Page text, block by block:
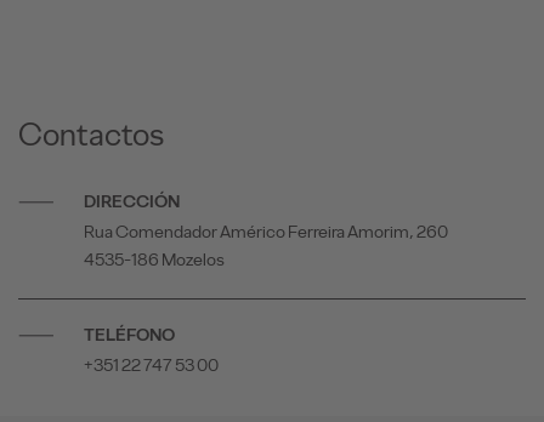
Contactos
DIRECCIÓN
Rua Comendador Américo Ferreira Amorim, 260
4535-186 Mozelos
TELÉFONO
+351 22 747 53 00